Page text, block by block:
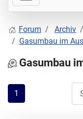
Forum Archiv
Gasumbau im
Gasumbau
1